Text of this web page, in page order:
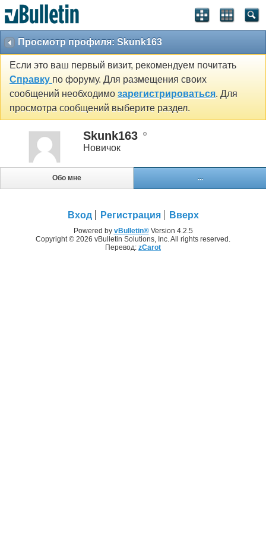
Просмотр профиля: Skunk163
Если это ваш первый визит, рекомендуем почитать
Справку по форуму. Для размещения своих
сообщений необходимо зарегистрироваться. Для
просмотра сообщений выберите раздел.
Skunk163
Новичок
Обо мне ...
Вход Регистрация Вверх
Powered by vBulletin®Version 4.2.5
Copyright © 2026 vBulletin Solutions, Inc. All rights reserved.
Перевод: zCarot